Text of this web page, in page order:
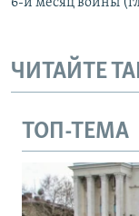
6-й месяц войны
ЧИТАЙТЕ
ТОП-ТЕМА